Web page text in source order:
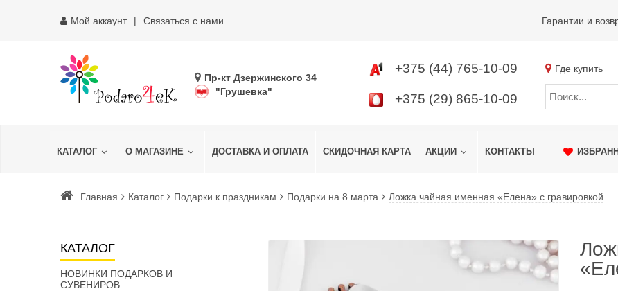
Мой аккаунт Связаться с нами Гарантии и
Пр-кт Дзержинского 34
"Грушевка"
+375 (44) 765-10-09
+375 (29) 865-10-09
Где купить
КАТАЛОГ О МАГАЗИНЕ ДОСТАВКА И ОПЛАТА СКИДОЧНАЯ КАРТА АКЦИИ КОНТАКТЫ
Главная Каталог Подарки к праздникам Подарки на 8 марта Ложка чайная именная «Елена» с гравировкой
КАТАЛОГ
НОВИНКИ ПОДАРКОВ И
СУВЕНИРОВ